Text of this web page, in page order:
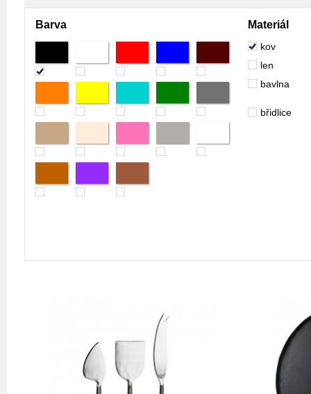
Barva Materiál
kov
len
bavlna
břidlice